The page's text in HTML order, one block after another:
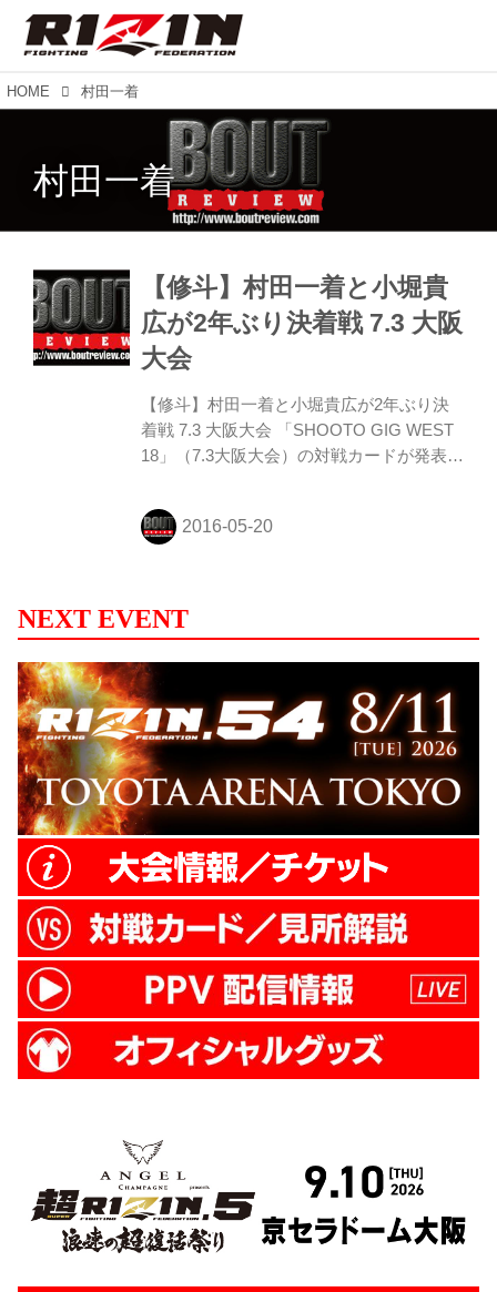
HOME 村田一着
村田一着
【修斗】村田一着と小堀貴
広が2年ぶり決着戦 7.3 大阪
大会
【修斗】村田一着と小堀貴広が2年ぶり決
着戦 7.3 大阪大会 「SHOOTO GIG WEST
18」（7.3大阪大会）の対戦カードが発表さ
一着 VS 小堀貴広 他数カードが発表され
た。
NEXT EVENT